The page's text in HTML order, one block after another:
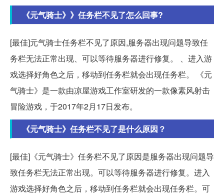
《元气骑士》》任务栏不见了怎么回事?
[最佳]元气骑士任务栏不见了原因,服务器出现问题导致任
务栏无法正常出现、可以等待服务器进行修复。 、进入游
戏选择好角色之后，移动到任务栏就会出现任务栏。 《元
气骑士》是一款由凉屋游戏工作室研发的一款像素风射击
冒险游戏，于2017年2月17日发布。
《元气骑士》任务栏不见了是什么原因？
[最佳]《元气骑士》任务栏不见了原因是服务器出现问题导
致任务栏无法正常出现。可以等待服务器进行修复。进入
游戏选择好角色之后，移动到任务栏就会出现任务栏。可